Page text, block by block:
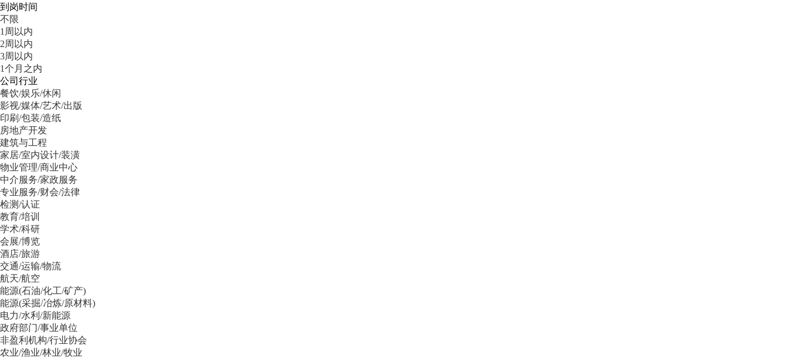
到岗时间
不限
1周以内
2周以内
3周以内
1个月之内
公司行业
餐饮/娱乐/休闲
影视/媒体/艺术/出版
印刷/包装/造纸
房地产开发
建筑与工程
家居/室内设计/装潢
物业管理/商业中心
中介服务/家政服务
专业服务/财会/法律
检测/认证
教育/培训
学术/科研
会展/博览
酒店/旅游
交通/运输/物流
航天/航空
能源(石油/化工/矿产)
能源(采掘/冶炼/原材料)
电力/水利/新能源
政府部门/事业单位
非盈利机构/行业协会
农业/渔业/林业/牧业